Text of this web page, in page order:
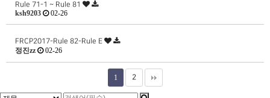
Rule 71-1 ~ Rule 81
ksh9203 02-26
FRCP2017-Rule 82-Rule E
정진zz 02-26
1 2